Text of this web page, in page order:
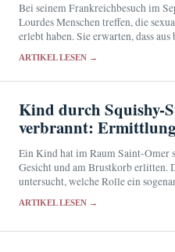
Bei seinem Frankreichbesuch im
Lourdes Menschen treffen, die
erlebt haben. Sie erwarten, dass
ARTIKEL LESEN →
Kind durch Squishy-
verbrannt:
Ein Kind hat im Raum Saint-Omer
Gesicht und am Brustkorb erlitten.
untersucht, welche Rolle ein
ARTIKEL LESEN →